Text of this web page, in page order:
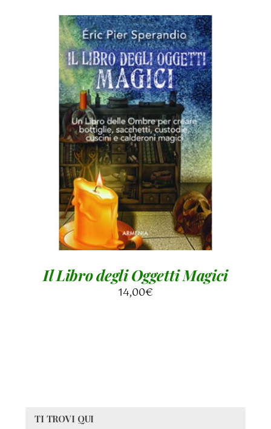
AGGIUNGI AL CARRELLO / DETTAGLI
Il Libro degli Oggetti Magici
14,00€
TI TROVI QUI